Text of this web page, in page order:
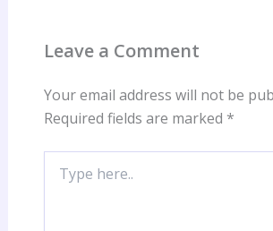
Leave a Comment
Your email address will not be
Required fields are marked *
here..